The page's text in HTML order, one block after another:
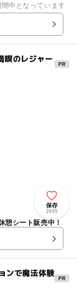
中となっています
チェックしてから
喫のレジャー
保存
2935
憩シート販売中！
ンで魔法体験